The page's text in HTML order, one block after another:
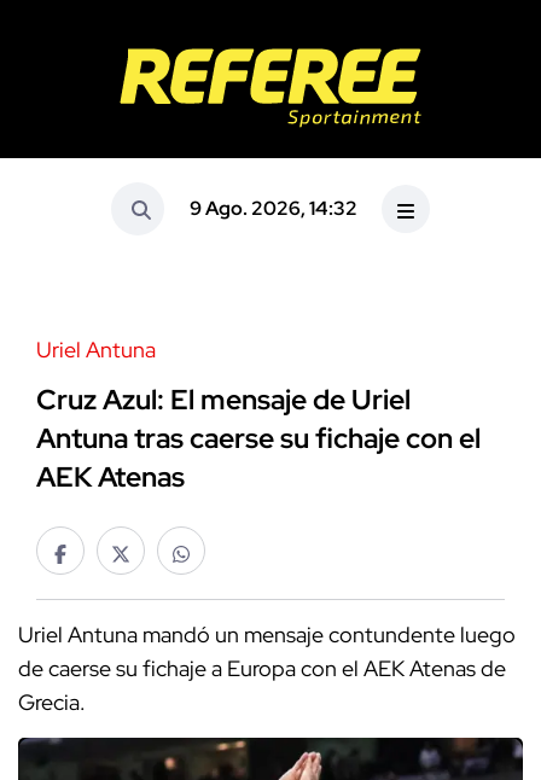
9 Ago. 2026, 14:32
Uriel Antuna
Cruz Azul: El mensaje de Uriel
Antuna tras caerse su fichaje con el
AEK Atenas
Uriel Antuna mandó un mensaje contundente luego
de caerse su fichaje a Europa con el AEK Atenas de
Grecia.